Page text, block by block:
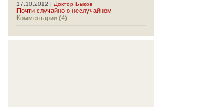
17.10.2012 | Доктор Быков
Почти случайно о неслучайном
Комментарии (4)